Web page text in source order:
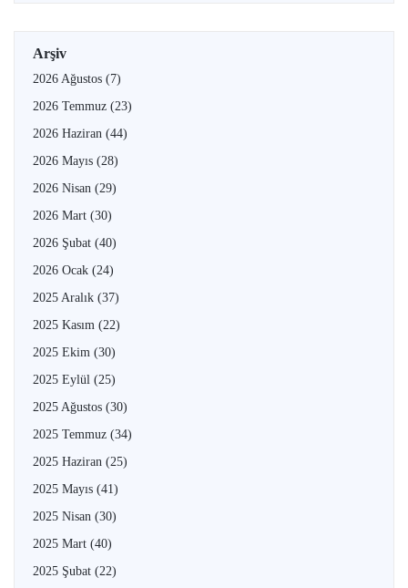
Arşiv
2026 Ağustos (7)
2026 Temmuz (23)
2026 Haziran (44)
2026 Mayıs (28)
2026 Nisan (29)
2026 Mart (30)
2026 Şubat (40)
2026 Ocak (24)
2025 Aralık (37)
2025 Kasım (22)
2025 Ekim (30)
2025 Eylül (25)
2025 Ağustos (30)
2025 Temmuz (34)
2025 Haziran (25)
2025 Mayıs (41)
2025 Nisan (30)
2025 Mart (40)
2025 Şubat (22)